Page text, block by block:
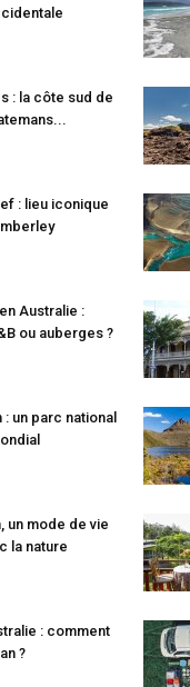
: la côte sud de
: lieu iconique
Australie :
ou auberges ?
un parc national
un mode de vie
la nature
: comment
?